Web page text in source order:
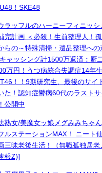
！SKE48
ラッフルのハーニーフィニッシ
完計画 ＜必殺！生前整理人！
らの～特殊清掃・遺品整理への
ャッシング計1500万返済：厨
万円！うつ病統合失調症14年生
！！9期研究生、最後のサイ
た！認知症鬱病60代のラストサ
公開中
熟女/美魔女ッ娘メグみみちゃ
ルステーションMAX！ ニート
三昧老後生活！（無職孤独居老
報Z)]